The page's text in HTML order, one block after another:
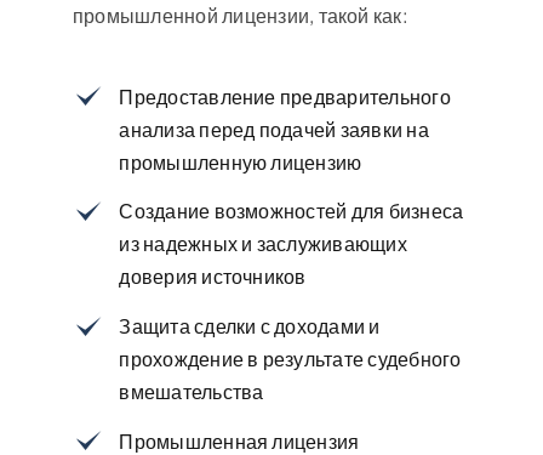
промышленной лицензии, такой как:
Предоставление предварительного
анализа перед подачей заявки на
промышленную лицензию
Создание возможностей для бизнеса
из надежных и заслуживающих
доверия источников
Защита сделки с доходами и
прохождение в результате судебного
вмешательства
Промышленная лицензия